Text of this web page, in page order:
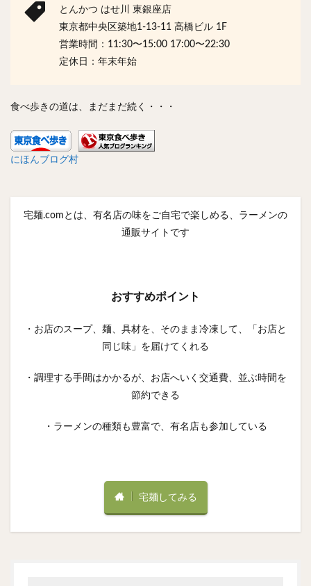
とんかつ はせ川 東銀座店
東京都中央区築地1-13-11 高橋ビル 1F
営業時間：11:30〜15:00 17:00〜22:30
定休日：年末年始
食べ歩きの道は、まだまだ続く・・・
にほんブログ村
宅麺.comとは、有名店の味をご自宅で楽しめる、ラーメンの
通販サイトです
おすすめポイント
・お店のスープ、麺、具材を、そのまま冷凍して、「お店と
同じ味」を届けてくれる
・調理する手間はかかるが、お店へいく交通費、並ぶ時間を
節約できる
・ラーメンの種類も豊富で、有名店も参加している
宅麺してみる